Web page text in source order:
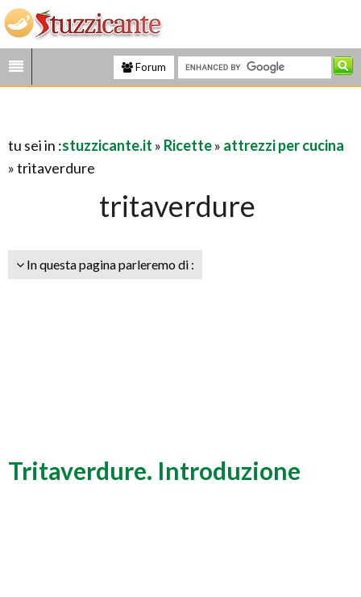
Forum
tu sei in :stuzzicante.it » Ricette» attrezzi per cucina
» tritaverdure
tritaverdure
In questa pagina parleremo di :
Tritaverdure. Introduzione